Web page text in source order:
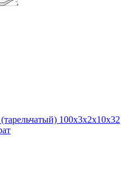
100х3х2х10х32